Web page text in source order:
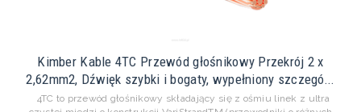
Kimber Kable 4TC Przewód głośnikowy Przekrój 2 x
2,62mm2, Dźwięk szybki i bogaty, wypełniony szczegó...
4TC to przewód głośnikowy składający się z ośmiu linek z ultra